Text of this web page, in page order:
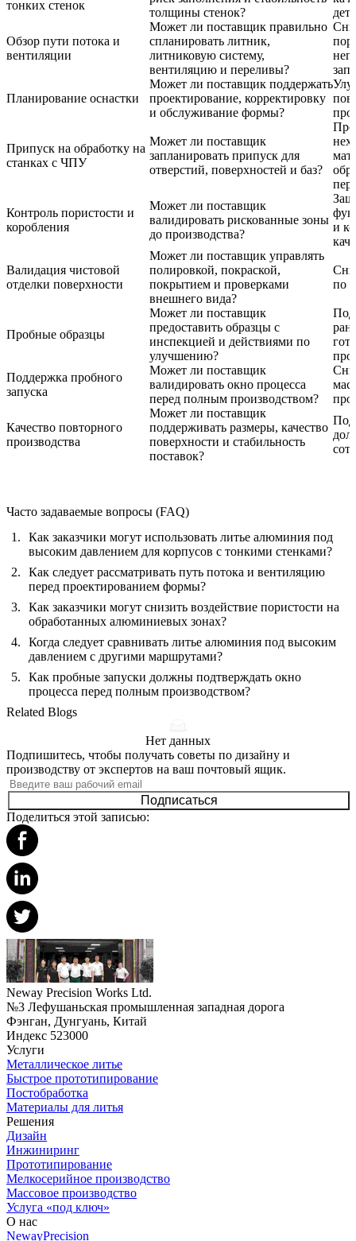
тонких стенок
толщины стенок?
Обзор пути потока и
вентиляции
Может ли поставщик правильно
спланировать литник,
литниковую систему,
вентиляцию и переливы?
Планирование оснастки
Может ли поставщик поддержать
проектирование, корректировку
и обслуживание формы?
Припуск на обработку на
станках с ЧПУ
Может ли поставщик
запланировать припуск для
отверстий, поверхностей и баз?
Контроль пористости и
коробления
Может ли поставщик
валидировать рискованные зоны
до производства?
и
Валидация чистовой
отделки поверхности
Может ли поставщик управлять
полировкой, покраской,
покрытием и проверками
внешнего вида?
по
Пробные образцы
Может ли поставщик
предоставить образцы с
инспекцией и действиями по
улучшению?
Поддержка пробного
запуска
Может ли поставщик
валидировать окно процесса
перед полным производством?
Качество повторного
производства
Может ли поставщик
поддерживать размеры, качество
поверхности и стабильность
поставок?
Часто задаваемые вопросы (FAQ)
Как заказчики могут использовать литье алюминия под
высоким давлением для корпусов с тонкими стенками?
Как следует рассматривать путь потока и вентиляцию
перед проектированием формы?
Как заказчики могут снизить воздействие пористости на
обработанных алюминиевых зонах?
Когда следует сравнивать литье алюминия под высоким
давлением с другими маршрутами?
Как пробные запуски должны подтверждать окно
процесса перед полным производством?
Related Blogs
Нет данных
Подпишитесь, чтобы получать советы по дизайну и
производству от экспертов на ваш почтовый ящик.
Подписаться
Поделиться этой записью:
Neway Precision Works Ltd.
№3 Лефушаньская промышленная западная дорога
Фэнган, Дунгуань, Китай
Индекс 523000
Услуги
Металлическое литье
Быстрое прототипирование
Постобработка
Материалы для литья
Решения
Дизайн
Инжиниринг
Прототипирование
Мелкосерийное производство
Массовое производство
Услуга «под ключ»
О нас
NewayPrecision